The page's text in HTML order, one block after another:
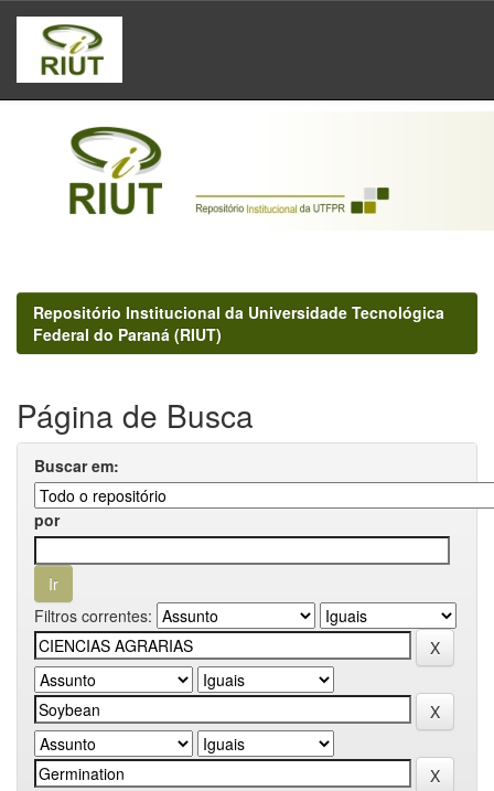
Skip
navigation
Repositório Institucional da Universidade Tecnológica
Federal do Paraná (RIUT)
Página de Busca
Buscar em:
por
Filtros correntes: